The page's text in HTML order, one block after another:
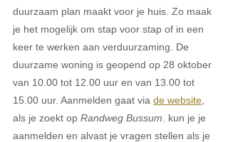
duurzaam plan maakt voor je huis. Zo maak
je het mogelijk om stap voor stap of in een
keer te werken aan verduurzaming. De
duurzame woning is geopend op 28 oktober
van 10.00 tot 12.00 uur en van 13.00 tot
15.00 uur. Aanmelden gaat via de website
als je zoekt op Randweg Bussum . kun je je
aanmelden en alvast je vragen stellen als je